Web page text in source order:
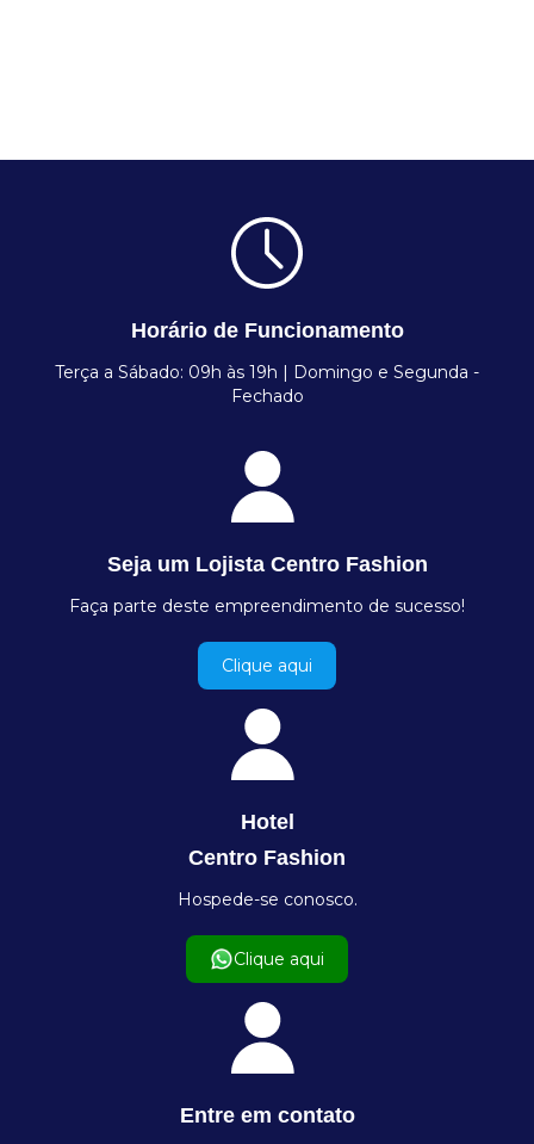
Horário de Funcionamento
Terça a Sábado: 09h às 19h | Domingo e Segunda -
Fechado
Seja um Lojista Centro Fashion
Faça parte deste empreendimento de sucesso!
Clique aqui
Hotel
Centro Fashion
Hospede-se conosco.
Clique aqui
Entre em contato